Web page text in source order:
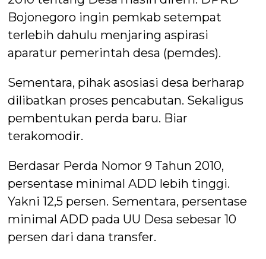
Bojonegoro ingin pemkab setempat
terlebih dahulu menjaring aspirasi
aparatur pemerintah desa (pemdes).
Sementara, pihak asosiasi desa berharap
dilibatkan proses pencabutan. Sekaligus
pembentukan perda baru. Biar
terakomodir.
Berdasar Perda Nomor 9 Tahun 2010,
persentase minimal ADD lebih tinggi.
Yakni 12,5 persen. Sementara, persentase
minimal ADD pada UU Desa sebesar 10
persen dari dana transfer.